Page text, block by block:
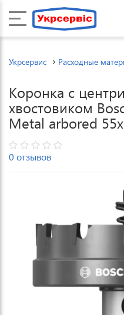
Укрсервис Расходные
Коронка с
хвостовиком
Metal arbored
0 отзывов